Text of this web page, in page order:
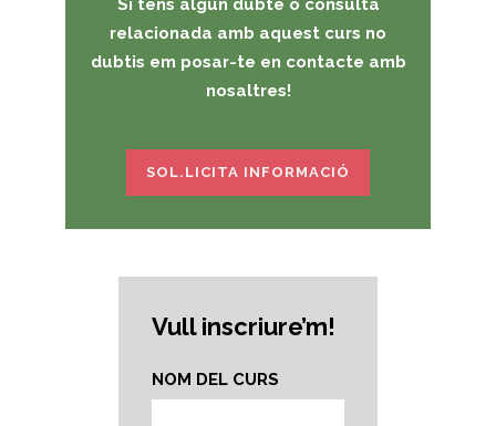
Si tens algún dubte o consulta
relacionada amb aquest curs no
dubtis em posar-te en contacte amb
nosaltres!
SOL.LICITA INFORMACIÓ
Vull inscriure’m!
NOM DEL CURS